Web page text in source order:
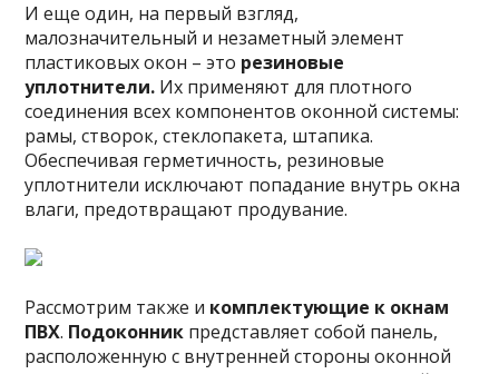
И еще один, на первый взгляд,
малозначительный и незаметный элемент
пластиковых окон – это резиновые
уплотнители. Их применяют для плотного
соединения всех компонентов оконной системы:
рамы, створок, стеклопакета, штапика.
Обеспечивая герметичность, резиновые
уплотнители исключают попадание внутрь окна
влаги, предотвращают продувание.
Рассмотрим также и комплектующие к окнам
ПВХ. Подоконник представляет собой панель,
расположенную с внутренней стороны оконной